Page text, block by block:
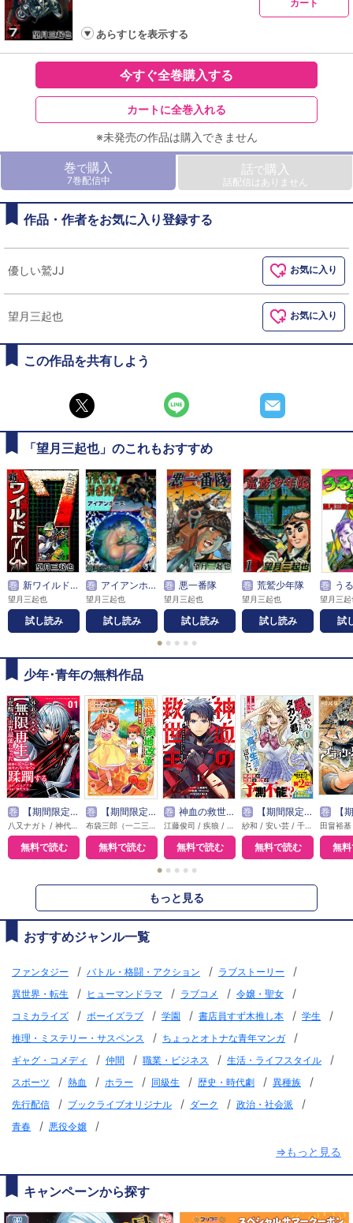
カート
あらすじを表示する
今すぐ全巻購入する
カートに全巻入れる
※未発売の作品は購入できません
巻で購入
7巻配信中
話で購入
話配信はありません
作品・作者をお気に入り登録する
優しい鷲JJ お気に入り
望月三起也 お気に入り
この作品を共有しよう
「望月三起也」のこれもおすすめ
巻 新ワイルド７
望月三起也
試し読み
巻 アイアンホース
望月三起也
試し読み
巻 悪一番隊
望月三起也
試し読み
巻 荒鷲少年隊
望月三起也
試し読み
巻 うる
望月三起
試
● ● ● ● ●
少年･青年の無料作品
巻 【期間限定無料】外れスキル【無限再生】が覚醒して世界最強になった ～最強の力を手にした俺は、敵対するその全てを蹂躙する～
無料で読む
巻 【期間限定 無料お試し版】異世界領地改革～土魔法で始める公共事業～
無料で読む
巻 神血の救世主～0.00000001％を引き当て最強へ～【電子書籍特典付】
無料で読む
巻 【期間限定 無料お試し版】戦地から帰ってきたタカシ君。普通に高校生活を送りたい（コミック）
無料で読む
巻 【期間限定
田畠裕基
無
● ● ● ● ●
もっと見る
おすすめジャンル一覧
ファンタジー / バトル・格闘・アクション / ラブストーリー /
異世界・転生 / ヒューマンドラマ / ラブコメ / 令嬢・聖女 /
コミカライズ / ボーイズラブ / 学園 / 書店員すず木推し本 / 学生 /
推理・ミステリー・サスペンス / ちょっとオトナな青年マンガ /
ギャグ・コメディ / 仲間 / 職業・ビジネス / 生活・ライフスタイル /
スポーツ / 熱血 / ホラー / 同級生 / 歴史・時代劇 / 異種族 /
先行配信 / ブックライブオリジナル / ダーク / 政治・社会派 /
青春 / 悪役令嬢
/
⇒もっと見る
キャンペーンから探す